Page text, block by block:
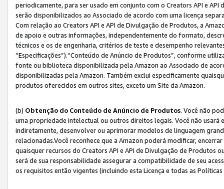
periodicamente, para ser usado em conjunto com o Creators API e
serão disponibilizados ao Associado de acordo com uma licença
Com relação ao Creators API e API de Divulgação de Produtos, a
de apoio e outras informações, independentemente do formato,
técnicos e os de engenharia, critérios de teste e desempenho
“Especificações”).“Conteúdo de Anúncio de Produtos”, conforme
fonte ou biblioteca disponibilizada pela Amazon ao Associado de
disponibilizadas pela Amazon. Também exclui especificamente
produtos oferecidos em outros sites, exceto um Site da Amazon.
(b) Obtenção do Conteúdo de Anúncio de Produtos. Você não
uma propriedade intelectual ou outros direitos legais. Você não
indiretamente, desenvolver ou aprimorar modelos de linguagem
relacionadas.Você reconhece que a Amazon poderá modificar,
quaisquer recursos do Creators API e API de Divulgação de Produtos
será de sua responsabilidade assegurar a compatibilidade de seu
os requisitos então vigentes (incluindo esta Licença e todas as